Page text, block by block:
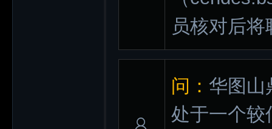
员核对后
问： 华图山
处于一个较